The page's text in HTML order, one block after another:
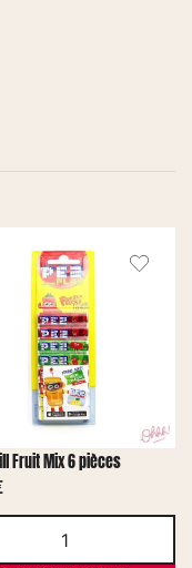
Fruit Mix 6 pièces